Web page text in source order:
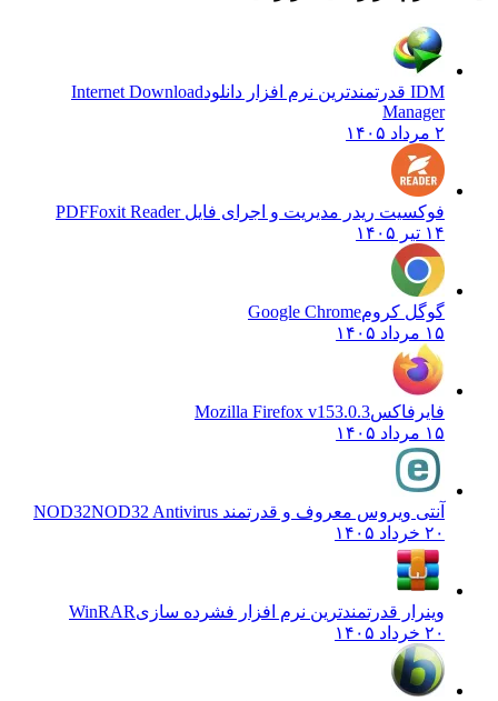
IDM قدرتمندترین نرم افزار دانلود
Internet Download
Manager
۲ مرداد ۱۴۰۵
فوکسیت ریدر مدیریت و اجرای فایل PDFFoxit Reader
۱۴ تیر ۱۴۰۵
گوگل کرومGoogle Chrome
۱۵ مرداد ۱۴۰۵
فایرفاکسMozilla Firefox v153.0.3
۱۵ مرداد ۱۴۰۵
آنتی ویروس معروف و قدرتمند NOD32 NOD32 Antivirus
۲۰ خرداد ۱۴۰۵
وینرار قدرتمندترین نرم افزار فشرده سازیWinRAR
۲۰ خرداد ۱۴۰۵